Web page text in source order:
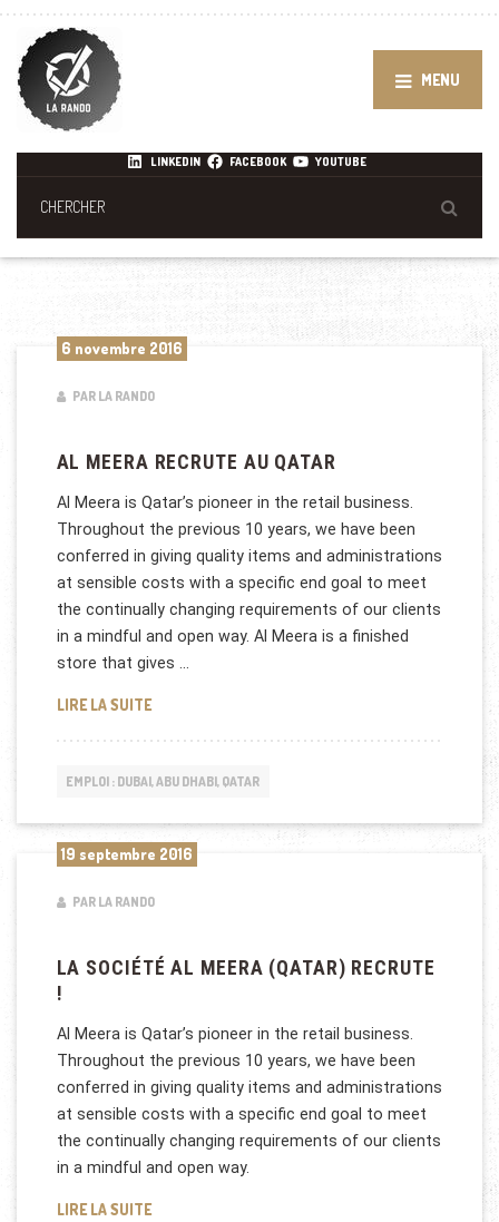
MENU
LINKEDIN FACEBOOK YOUTUBE
6 novembre 2016
PAR LA RANDO
AL MEERA RECRUTE AU QATAR
Al Meera is Qatar’s pioneer in the retail business.
Throughout the previous 10 years, we have been
conferred in giving quality items and administrations
at sensible costs with a specific end goal to meet
the continually changing requirements of our clients
in a mindful and open way. Al Meera is a finished
store that gives …
LIRE LA SUITEAL MEERA RECRUTE AU QATAR
EMPLOI : DUBAI, ABU DHABI, QATAR
19 septembre 2016
PAR LA RANDO
LA SOCIÉTÉ AL MEERA (QATAR) RECRUTE
!
Al Meera is Qatar’s pioneer in the retail business.
Throughout the previous 10 years, we have been
conferred in giving quality items and administrations
at sensible costs with a specific end goal to meet
the continually changing requirements of our clients
in a mindful and open way.
LIRE LA SUITELA SOCIÉTÉ AL MEERA (QATAR) RECRUTE !